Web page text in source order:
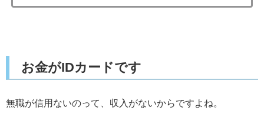
お金がIDカードです
無職が信用ないのって、収入がないからですよね。